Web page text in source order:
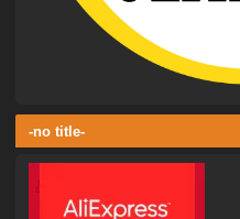
-no title-